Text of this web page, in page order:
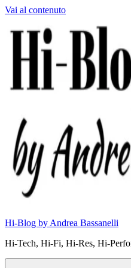
Vai al contenuto
Hi-Blog by Andrea Bassanelli
Hi-Tech, Hi-Fi, Hi-Res, Hi-